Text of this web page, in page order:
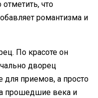
что
романтизма и
По красоте он
дворец
для приемов, а просто
прошедшие века и